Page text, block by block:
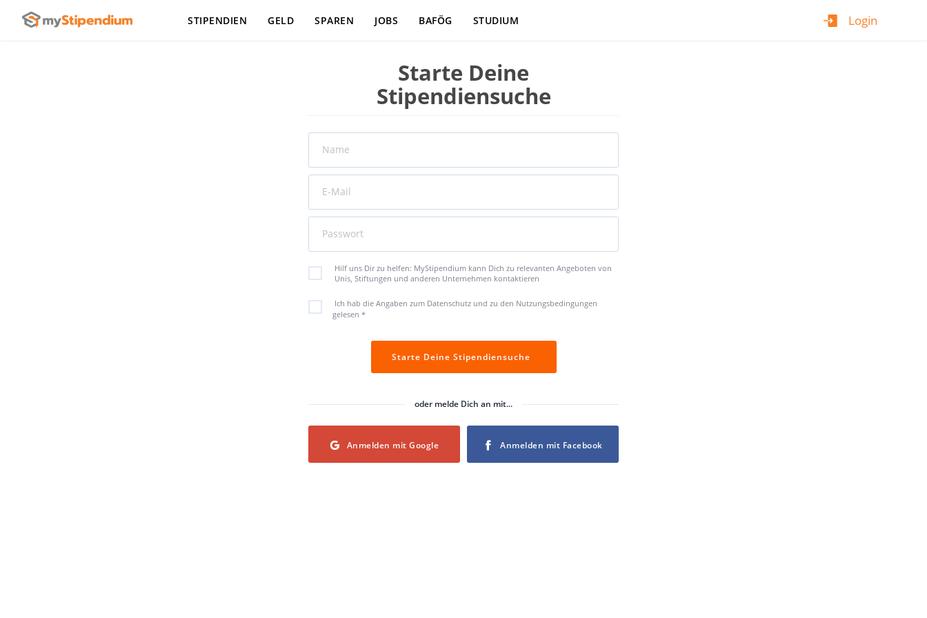
Login
STIPENDIEN GELD SPAREN JOBS BAFÖG STUDIUM
Starte Deine
Stipendiensuche
Name
E-Mail
Passwort
Hilf uns Dir zu helfen: MyStipendium kann Dich zu relevanten Angeboten von
Unis, Stiftungen und anderen Unternehmen kontaktieren
Ich hab die Angaben zum Datenschutz und zu den Nutzungsbedingungen
gelesen *
Starte Deine Stipendiensuche
oder melde Dich an mit...